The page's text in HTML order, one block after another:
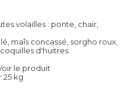
volailles : ponte, chair,
maîs concassé, sorgho roux,
d'huitres.
le produit
25 kg